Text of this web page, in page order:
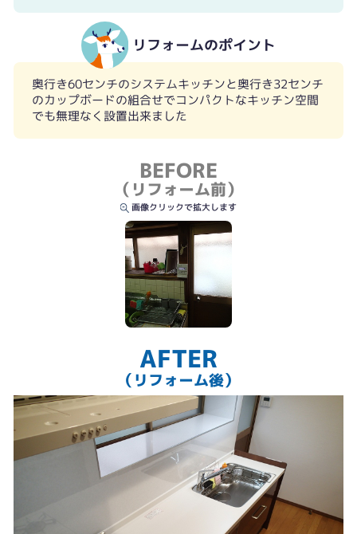
リフォームのポイント
奥行き60センチのシステムキッチンと奥行き32センチ
のカップボードの組合せでコンパクトなキッチン空間
でも無理なく設置出来ました
BEFORE
（リフォーム前）
画像クリックで拡大します
AFTER
（リフォーム後）